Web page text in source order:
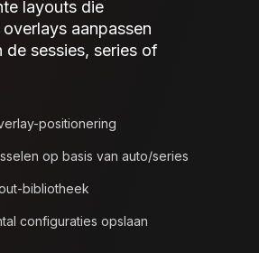
layouts die
aanpassen
de sessies, series of
positionering
op basis van auto/series
bibliotheek
configuraties opslaan